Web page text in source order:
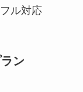
フル対応
ン